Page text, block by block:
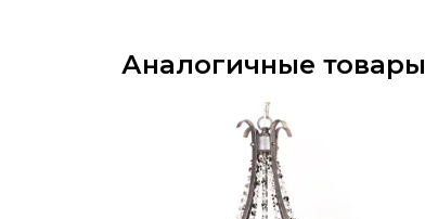
Аналогичные товары